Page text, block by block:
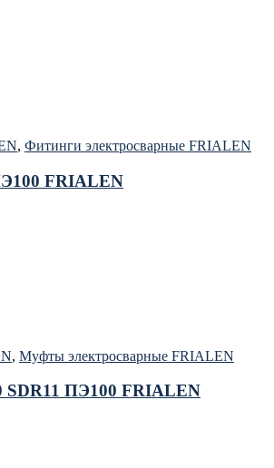
, Фитинги электросварные FRIALEN
FRIALEN
, Муфты электросварные FRIALEN
SDR11 ПЭ100 FRIALEN